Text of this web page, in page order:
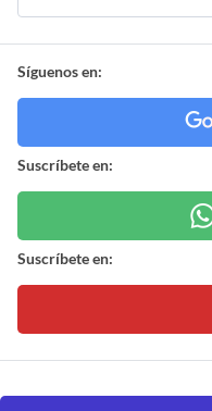
Síguenos en:
Suscríbete en:
Suscríbete en: